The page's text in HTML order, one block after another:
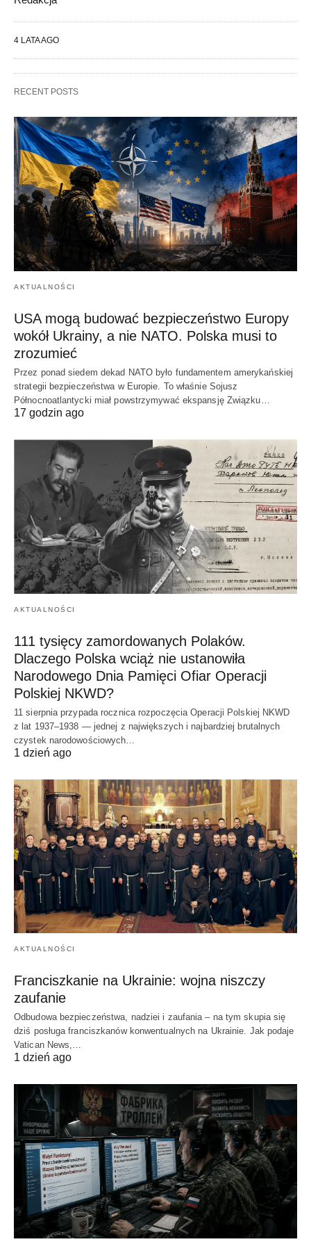
4 LATA AGO
RECENT POSTS
AKTUALNOŚCI
USA mogą budować bezpieczeństwo Europy
wokół Ukrainy, a nie NATO. Polska musi to
zrozumieć
Przez ponad siedem dekad NATO było fundamentem amerykańskiej
strategii bezpieczeństwa w Europie. To właśnie Sojusz
Północnoatlantycki miał powstrzymywać ekspansję Związku…
17 godzin ago
AKTUALNOŚCI
111 tysięcy zamordowanych Polaków.
Dlaczego Polska wciąż nie ustanowiła
Narodowego Dnia Pamięci Ofiar Operacji
Polskiej NKWD?
11 sierpnia przypada rocznica rozpoczęcia Operacji Polskiej NKWD
z lat 1937–1938 — jednej z największych i najbardziej brutalnych
czystek narodowościowych…
1 dzień ago
AKTUALNOŚCI
Franciszkanie na Ukrainie: wojna niszczy
zaufanie
Odbudowa bezpieczeństwa, nadziei i zaufania – na tym skupia się
dziś posługa franciszkanów konwentualnych na Ukrainie. Jak podaje
Vatican News,…
1 dzień ago